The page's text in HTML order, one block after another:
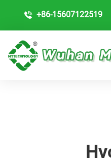
+86-15607122519